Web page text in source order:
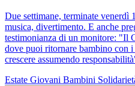
Due settimane, terminate
musica, divertimento. E anche
testimonianza di un monitore: "Il
dove puoi ritornare bambino con
crescere assumendo
Estate Giovani Bambini